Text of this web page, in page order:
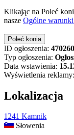
Klikając na Poleć
nasze Ogólne
ID ogłoszenia:
Typ ogłoszenia:
Data wstawienia:
Wyświetlenia reklamy:
Lokalizacja
1241 Kamnik
Słowenia